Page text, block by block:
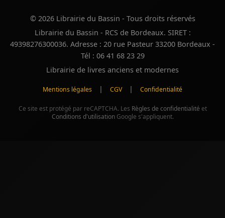
© 2026 Librairie du Bassin - Tous droits réservés
Librairie du Bassin - RCS de Bordeaux. SIRET :
49398276300036. Adresse : 20 rue Pasteur 33200 Bordeaux -
Tél : 06 41 68 23 29
Librairie de livres anciens et modernes
Mentions légales | CGV | Confidentialité
Ce site est protégé par reCAPTCHA. Les Règles de confidentialité et
Conditions d'utilisationGoogle s'appliquent.